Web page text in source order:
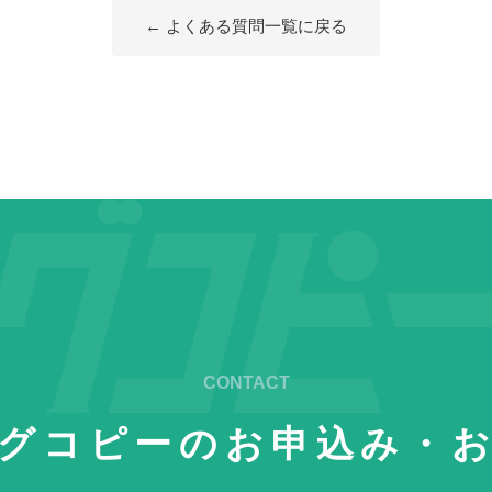
← よくある質問一覧に戻る
コピーの お申込み・